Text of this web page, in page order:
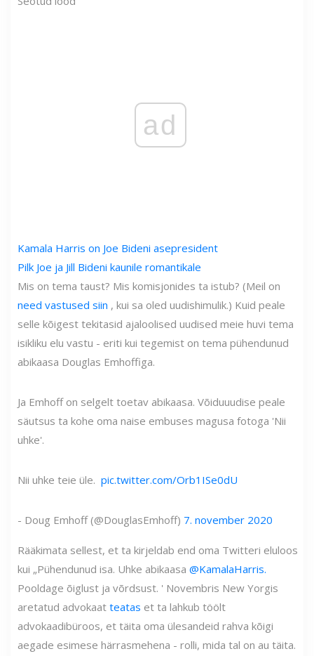
ad
Kamala Harris on Joe Bideni asepresident
Pilk Joe ja Jill Bideni kaunile romantikale
Mis on tema taust? Mis komisjonides ta istub? (Meil on
need vastused siin , kui sa oled uudishimulik.) Kuid peale
selle kõigest tekitasid ajaloolised uudised meie huvi tema
isikliku elu vastu - eriti kui tegemist on tema pühendunud
abikaasa Douglas Emhoffiga.
Ja Emhoff on selgelt toetav abikaasa. Võiduuudise peale
säutsus ta kohe oma naise embuses magusa fotoga 'Nii
uhke'.
Nii uhke teie üle. ️️ pic.twitter.com/Orb1ISe0dU
- Doug Emhoff (@DouglasEmhoff) 7. november 2020
Rääkimata sellest, et ta kirjeldab end oma Twitteri eluloos
kui „Pühendunud isa. Uhke abikaasa @KamalaHarris.
Pooldage õiglust ja võrdsust. ' Novembris New Yorgis
aretatud advokaat teatas et ta lahkub töölt
advokaadibüroos, et täita oma ülesandeid rahva kõigi
aegade esimese härrasmehena - rolli, mida tal on au täita.